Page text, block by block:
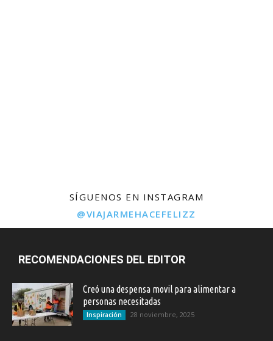
SÍGUENOS EN INSTAGRAM
@VIAJARMEHACEFELIZZ
RECOMENDACIONES DEL EDITOR
Creó una despensa movil para alimentar a
personas necesitadas
Inspiración 28 noviembre, 2025